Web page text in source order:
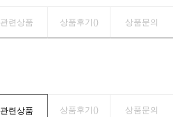
관련상품 상품후기() 상품문의
관련상품 상품후기() 상품문의